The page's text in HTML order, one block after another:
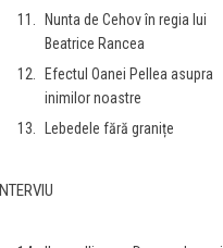
Nunta de Cehov în regia lui
Beatrice Rancea
Efectul Oanei Pellea asupra
inimilor noastre
Lebedele fără granițe
INTERVIU